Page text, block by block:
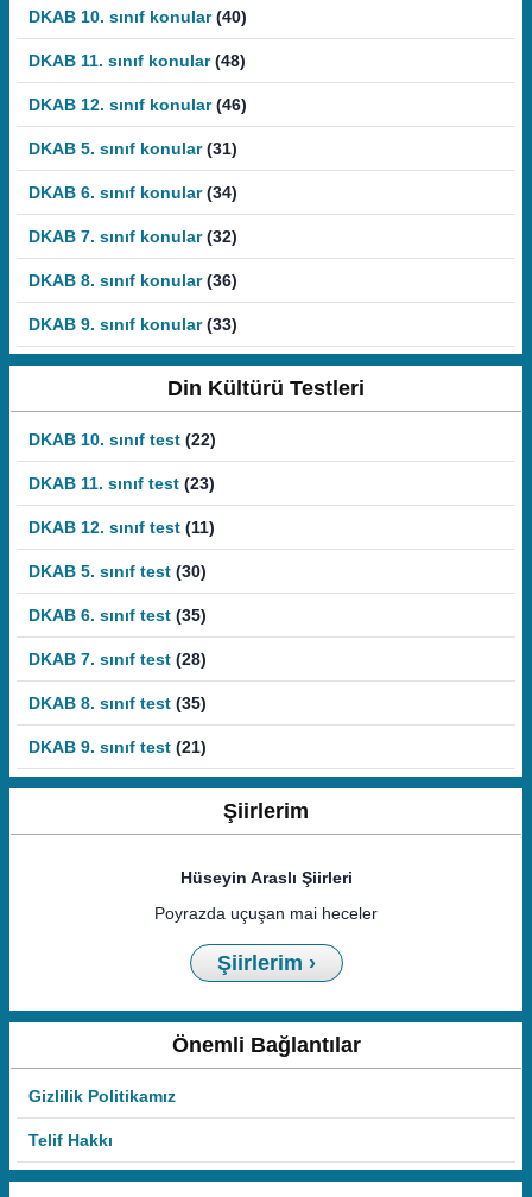
DKAB 10. sınıf konular (40)
DKAB 11. sınıf konular (48)
DKAB 12. sınıf konular (46)
DKAB 5. sınıf konular (31)
DKAB 6. sınıf konular (34)
DKAB 7. sınıf konular (32)
DKAB 8. sınıf konular (36)
DKAB 9. sınıf konular (33)
Din Kültürü Testleri
DKAB 10. sınıf test (22)
DKAB 11. sınıf test (23)
DKAB 12. sınıf test (11)
DKAB 5. sınıf test (30)
DKAB 6. sınıf test (35)
DKAB 7. sınıf test (28)
DKAB 8. sınıf test (35)
DKAB 9. sınıf test (21)
Şiirlerim
Hüseyin Araslı Şiirleri
Poyrazda uçuşan mai heceler
Şiirlerim ›
Önemli Bağlantılar
Gizlilik Politikamız
Telif Hakkı